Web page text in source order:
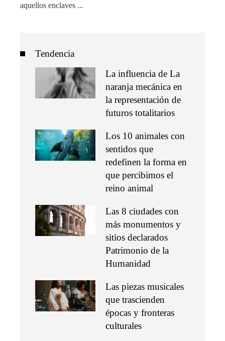
aquellos enclaves ...
Tendencia
La influencia de La
naranja mecánica en
la representación de
futuros totalitarios
Los 10 animales con
sentidos que
redefinen la forma en
que percibimos el
reino animal
Las 8 ciudades con
más monumentos y
sitios declarados
Patrimonio de la
Humanidad
Las piezas musicales
que trascienden
épocas y fronteras
culturales